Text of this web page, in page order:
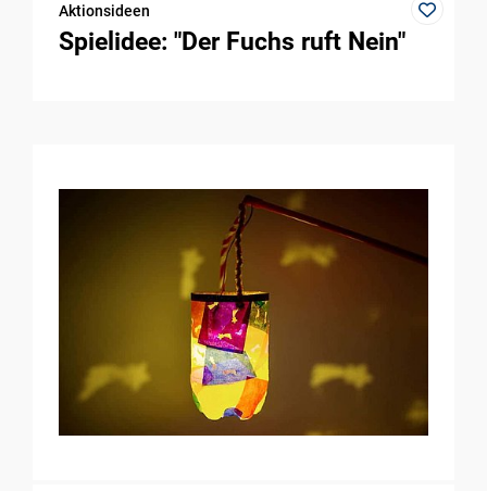
Aktionsideen
Spielidee: "Der Fuchs ruft Nein"